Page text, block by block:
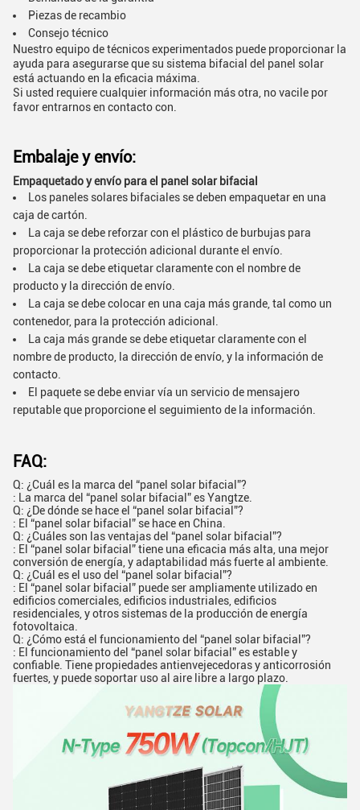
Piezas de recambio
Consejo técnico
Nuestro equipo de técnicos experimentados puede proporcionar la
ayuda para asegurarse que su sistema bifacial del panel solar
está actuando en la eficacia máxima.
Si usted requiere cualquier información más otra, no vacile por
favor entrarnos en contacto con.
Embalaje y envío:
Empaquetado y envío para el panel solar bifacial
Los paneles solares bifaciales se deben empaquetar en una
caja de cartón.
La caja se debe reforzar con el plástico de burbujas para
proporcionar la protección adicional durante el envío.
La caja se debe etiquetar claramente con el nombre de
producto y la dirección de envío.
La caja se debe colocar en una caja más grande, tal como un
contenedor, para la protección adicional.
La caja más grande se debe etiquetar claramente con el
nombre de producto, la dirección de envío, y la información de
contacto.
El paquete se debe enviar vía un servicio de mensajero
reputable que proporcione el seguimiento de la información.
FAQ:
Q: ¿Cuál es la marca del “panel solar bifacial”?
: La marca del “panel solar bifacial” es Yangtze.
Q: ¿De dónde se hace el “panel solar bifacial”?
: El “panel solar bifacial” se hace en China.
Q: ¿Cuáles son las ventajas del “panel solar bifacial”?
: El “panel solar bifacial” tiene una eficacia más alta, una mejor
conversión de energía, y adaptabilidad más fuerte al ambiente.
Q: ¿Cuál es el uso del “panel solar bifacial”?
: El “panel solar bifacial” puede ser ampliamente utilizado en
edificios comerciales, edificios industriales, edificios
residenciales, y otros sistemas de la producción de energía
fotovoltaica.
Q: ¿Cómo está el funcionamiento del “panel solar bifacial”?
: El funcionamiento del “panel solar bifacial” es estable y
confiable. Tiene propiedades antienvejecedoras y anticorrosión
fuertes, y puede soportar uso al aire libre a largo plazo.